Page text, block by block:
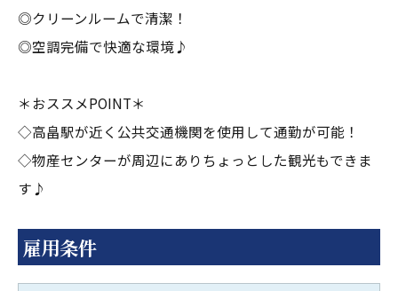
◎クリーンルームで清潔！
◎空調完備で快適な環境♪
＊おススメPOINT＊
◇高畠駅が近く公共交通機関を使用して通勤が可能！
◇物産センターが周辺にありちょっとした観光もできま
す♪
雇用条件